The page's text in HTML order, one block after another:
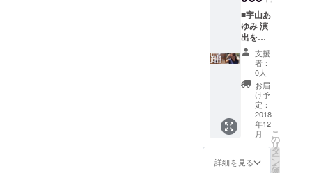
の出店
での
スー
パーヘ
ル
パー、
ディッ
シュ
ウォッ
シャー
として
の活動
などを
ーーー
リー」
で鑑賞
者様の
お身体
と遊ば
せて頂
きま
す。 HP
http://kii
man27.
tumblr.
com/
Instagr
am /
購入可
能です
♬
ーーー
ーーー
ーー
KIIMAN
インス
タグラ
ム：
https://
www.in
stagra
m.com/
kiiman/
賞。ダ
ンス
レッス
ン講
師、CM
やドラ
マ、
ミュー
ジカル
の振付
アシス
タント
多数。
体師と
治療の
為に使
われて
いまし
た。日
本にも
ゆず
湯、菖
蒲湯
薬草風
呂等あ
ります
ね。 ま
香は古
法、全
蒸留プ
ロセス
の管
理、厳
格な品
質検査
を行っ
ていま
す。
ーーー
ーーー
ー 阪口
ひろみ
サロン
ビース
タイ
ル 広
報 主婦
に特化
した人
材サー
ビス業
株式会
社ビー
スタイ
ルに新
卒入社
時
（2013
■宇山あ
ゆみ 演
出をつ
けます
ダンス
に問わ
ず(動
画・写
真・結
婚式・
舞台・
ダンス
等)企画
演出、
空間演
支援
者：
0人
お届
け予
定：
2018
年12
月
詳細を見る
こ
の
リ
タ
ー
ン
を